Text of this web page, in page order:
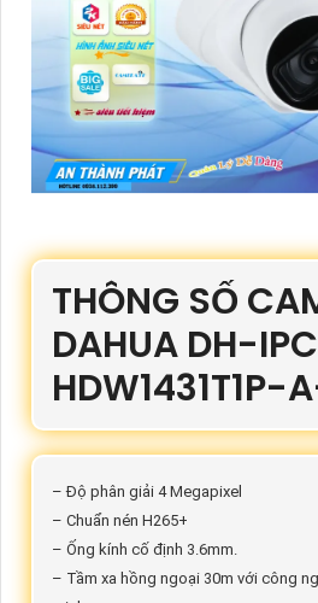
THÔNG SỐ
DAHUA DH-
HDW1431T1P-
– Độ phân giải 4 Megapixel
– Chuẩn nén H265+
– Ống kính cố định 3.6mm.
– Tầm xa hồng ngoại 30m với công